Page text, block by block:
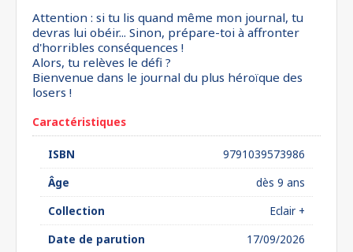
Attention : si tu lis quand même mon journal, tu
devras lui obéir... Sinon, prépare-toi à affronter
d'horribles conséquences !
Alors, tu relèves le défi ?
Bienvenue dans le journal du plus héroïque des
losers !
Caractéristiques
ISBN
9791039573986
Âge
dès 9 ans
Collection
Eclair +
Date de parution
17/09/2026